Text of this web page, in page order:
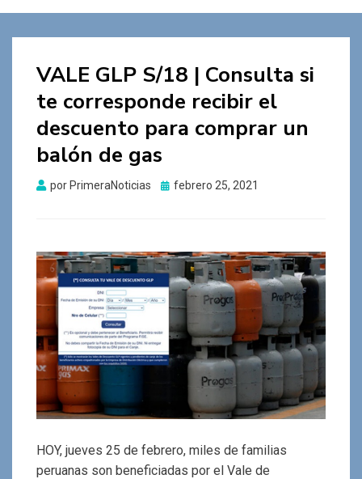
VALE GLP S/18 | Consulta si
te corresponde recibir el
descuento para comprar un
balón de gas
por PrimeraNoticias
Publicado
febrero 25, 2021
HOY, jueves 25 de febrero, miles de familias
peruanas son beneficiadas por el Vale de